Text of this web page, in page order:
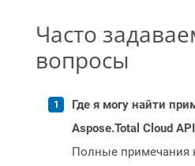
Часто
вопросы
Где я могу найти
Aspose.Total Cloud
Полные примечания